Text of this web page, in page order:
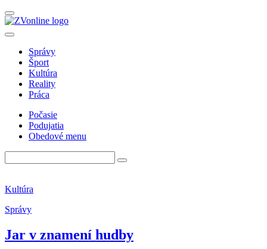
Správy
Šport
Kultúra
Reality
Práca
Počasie
Podujatia
Obedové menu
Kultúra
Správy
Jar v znamení hudby